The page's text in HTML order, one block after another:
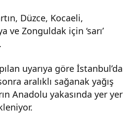
Düzce, Kocaeli,
ve Zonguldak için ‘sarı’
uyarıya göre İstanbul’da
aralıklı sağanak yağış
Anadolu yakasında yer yer